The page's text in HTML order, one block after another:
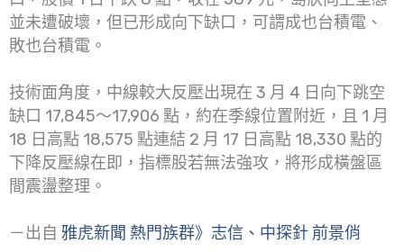
並未遭破壞，但已形成向下缺口，可謂成也台積電、
敗也台積電。
技術面角度，中線較大反壓出現在 3 月 4 日向下跳空
缺口 17,845～17,906 點，約在季線位置附近，且 1 月
18 日高點 18,575 點連結 2 月 17 日高點 18,330 點的
下降反壓線在即，指標股若無法強攻，將形成橫盤區
間震盪整理。
－出自 雅虎新聞 熱門族群》志信、中探針 前景俏